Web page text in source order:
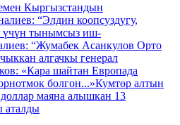
Кыргызстандын
“Элдин коопсуздугу,
үчүн тынымсыз иш-
“Жумабек Асанкулов Орто
алгачкы генерал
«Кара шайтан Европада
болгон...»Кумтөр алтын
маяна алышкан 13
аталды